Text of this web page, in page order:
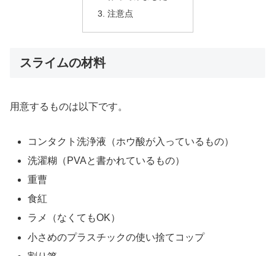
注意点
スライムの材料
用意するものは以下です。
コンタクト洗浄液（ホウ酸が入っているもの）
洗濯糊（PVAと書かれているもの）
重曹
食紅
ラメ（なくてもOK）
小さめのプラスチックの使い捨てコップ